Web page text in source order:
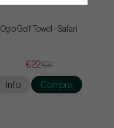
Ogio Golf Towel - Safari
€22€31
Info Compra